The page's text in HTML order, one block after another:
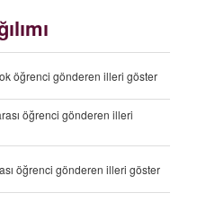
öğrenci gönderen illeri göster
öğrenci gönderen illeri
öğrenci gönderen illeri göster